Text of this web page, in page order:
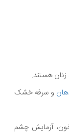
و سرفه خشک
آزمایش چشم